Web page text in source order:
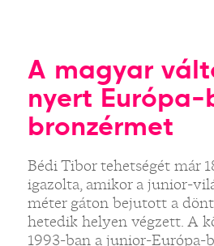
A magyar
nyert
bronzérmet
Bédi Tibor tehetségét már
igazolta, amikor a junior-
méter gáton bejutott a
hetedik helyen végzett. A
1993-ban a junior-Európa-